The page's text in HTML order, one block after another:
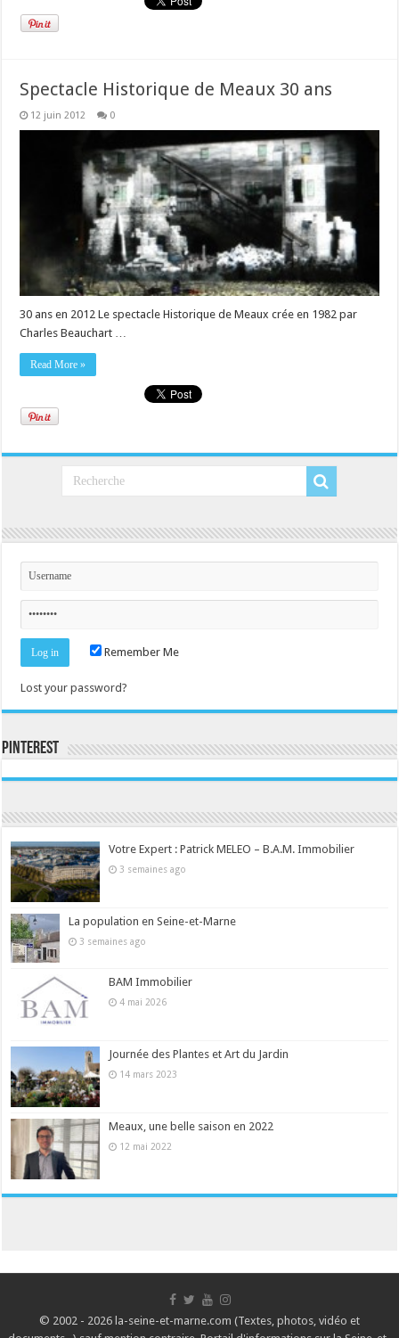
Spectacle Historique de Meaux 30 ans
12 juin 2012 0
30 ans en 2012 Le spectacle Historique de Meaux crée en 1982 par
Charles Beauchart …
Read More »
Remember Me
Lost your password?
Pinterest
Votre Expert : Patrick MELEO – B.A.M. Immobilier
3 semaines ago
La population en Seine-et-Marne
3 semaines ago
BAM Immobilier
4 mai 2026
Journée des Plantes et Art du Jardin
14 mars 2023
Meaux, une belle saison en 2022
12 mai 2022
© 2002 - 2026 la-seine-et-marne.com (Textes, photos, vidéo et